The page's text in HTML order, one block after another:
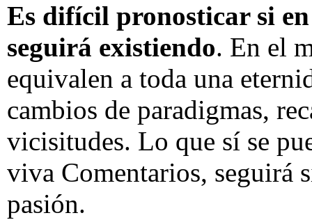
Es difícil pronosticar si
seguirá existiendo. En el
equivalen a toda una
cambios de paradigmas,
vicisitudes. Lo que sí se
viva Comentarios, seguirá
pasión.